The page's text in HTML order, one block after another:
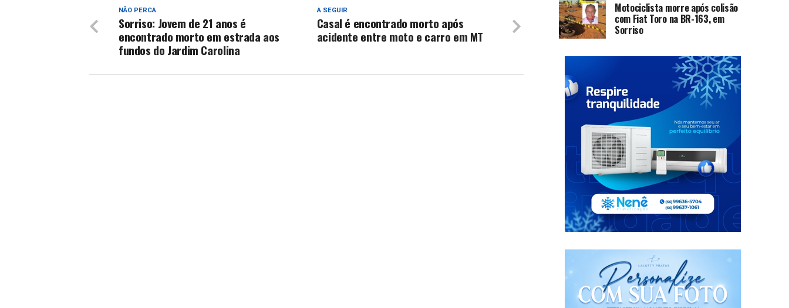
A SEGUIR
Casal é encontrado morto após
acidente entre moto e carro em MT
NÃO PERCA
Sorriso: Jovem de 21 anos é
encontrado morto em estrada aos
fundos do Jardim Carolina
Motociclista morre após colisão
com Fiat Toro na BR-163, em
Sorriso